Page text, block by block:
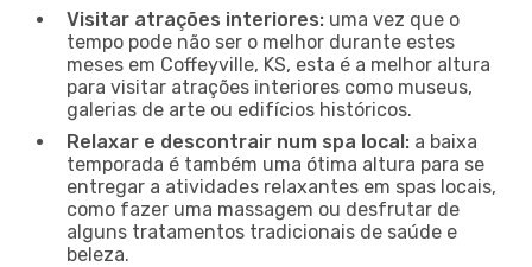
Visitar atrações interiores: uma vez que o
tempo pode não ser o melhor durante estes
meses em Coffeyville, KS, esta é a melhor altura
para visitar atrações interiores como museus,
galerias de arte ou edifícios históricos.
Relaxar e descontrair num spa local: a baixa
temporada é também uma ótima altura para se
entregar a atividades relaxantes em spas locais,
como fazer uma massagem ou desfrutar de
alguns tratamentos tradicionais de saúde e
beleza.